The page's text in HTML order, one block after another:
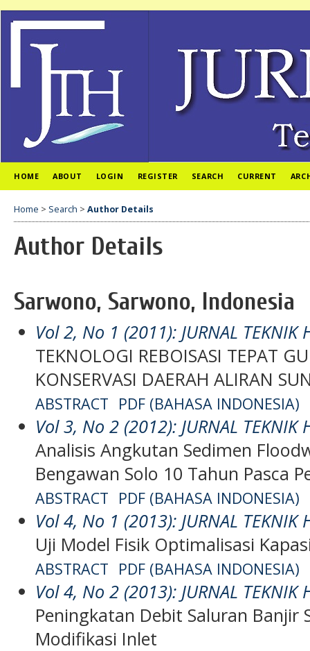
HOME ABOUT LOGIN REGISTER SEARCH CURRENT
Home > Search > Author Details
Author Details
Sarwono, Sarwono, Indonesia
Vol 2, No 1 (2011): JURNAL TEKNIK
TEKNOLOGI REBOISASI TEPAT
KONSERVASI DAERAH ALIRAN
ABSTRACT PDF (BAHASA INDONESIA)
Vol 3, No 2 (2012): JURNAL TEKNIK
Analisis Angkutan Sedimen
Bengawan Solo 10 Tahun Pasca
ABSTRACT PDF (BAHASA INDONESIA)
Vol 4, No 1 (2013): JURNAL TEKNIK
Uji Model Fisik Optimalisasi
ABSTRACT PDF (BAHASA INDONESIA)
Vol 4, No 2 (2013): JURNAL TEKNIK
Peningkatan Debit Saluran Banjir
Modifikasi Inlet